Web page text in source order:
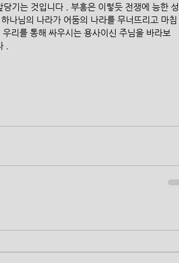
기는 것입니다 . 부흥은 이렇듯 전쟁에 능한 성
나님의 나라가 어둠의 나라를 무너뜨리고 마침
리를 통해 싸우시는 용사이신 주님을 바라보
.